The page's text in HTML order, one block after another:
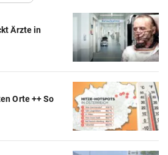
Ärzte in
Orte ++ So